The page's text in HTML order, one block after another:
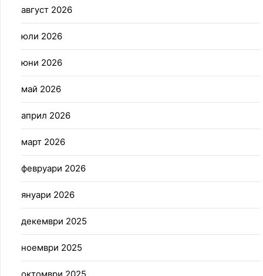
август 2026
юли 2026
юни 2026
май 2026
април 2026
март 2026
февруари 2026
януари 2026
декември 2025
ноември 2025